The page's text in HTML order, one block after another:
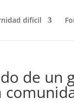
difícil
de